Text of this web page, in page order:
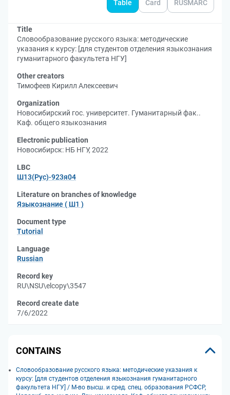
Table Card RUSMARC
Title
Словообразование русского языка: методические
указания к курсу: [для студентов отделения языкознания
гуманитарного факультета НГУ]
Other creators
Тимофеев Кирилл Алексеевич
Organization
Новосибирский гос. университет. Гуманитарный фак..
Каф. общего языкознания
Electronic publication
Новосибирск: НБ НГУ, 2022
LBC
Ш13(Рус)-923я04
Literature on branches of knowledge
Языкознание ( Ш1 )
Document type
Tutorial
Language
Russian
Record key
RU\NSU\elcopy\3547
Record create date
7/6/2022
CONTAINS
Словообразование русского языка: методические указания к
курсу: [для студентов отделения языкознания гуманитарного
факультета НГУ] / М-во высш. и сред. спец. образования РСФСР,